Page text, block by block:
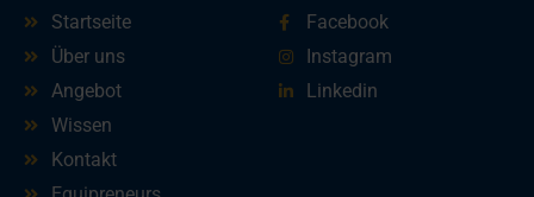
Startseite
Über uns
Angebot
Wissen
Kontakt
Facebook
Instagram
Linkedin